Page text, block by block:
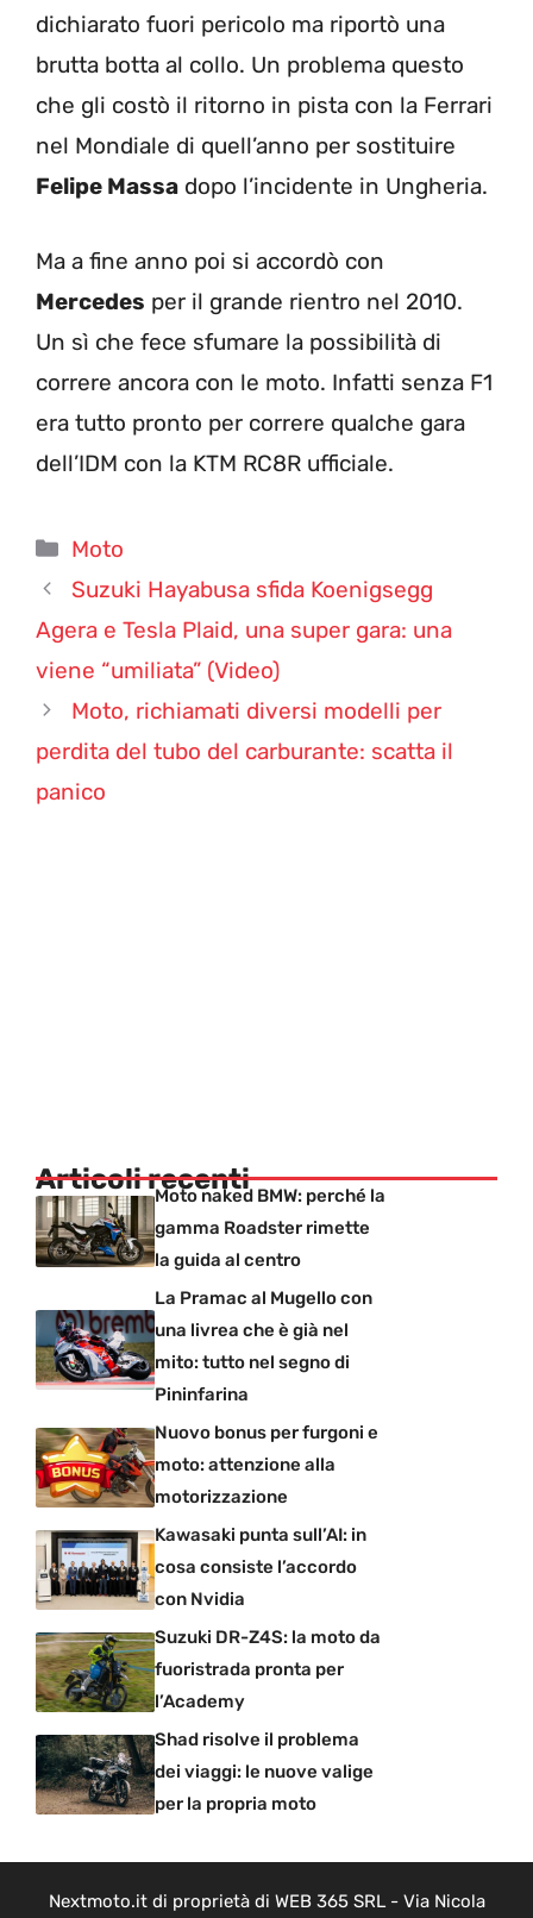
dichiarato fuori pericolo ma riportò una
brutta botta al collo. Un problema questo
che gli costò il ritorno in pista con la Ferrari
nel Mondiale di quell’anno per sostituire
Felipe Massa dopo l’incidente in Ungheria.
Ma a fine anno poi si accordò con
Mercedes per il grande rientro nel 2010.
Un sì che fece sfumare la possibilità di
correre ancora con le moto. Infatti senza F1
era tutto pronto per correre qualche gara
dell’IDM con la KTM RC8R ufficiale.
Categorie
Moto
Suzuki Hayabusa sfida Koenigsegg
Agera e Tesla Plaid, una super gara: una
viene “umiliata” (Video)
Moto, richiamati diversi modelli per
perdita del tubo del carburante: scatta il
panico
Articoli recentiMoto naked BMW: perché la
gamma Roadster rimette
la guida al centro
La Pramac al Mugello con
una livrea che è già nel
mito: tutto nel segno di
Pininfarina
Nuovo bonus per furgoni e
moto: attenzione alla
motorizzazione
Kawasaki punta sull’AI: in
cosa consiste l’accordo
con Nvidia
Suzuki DR-Z4S: la moto da
fuoristrada pronta per
l’Academy
Shad risolve il problema
dei viaggi: le nuove valige
per la propria moto
Nextmoto.it di proprietà di WEB 365 SRL - Via Nicola